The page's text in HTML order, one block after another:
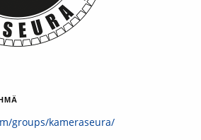
groups/kameraseura/